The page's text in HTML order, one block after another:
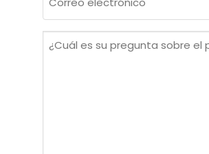
electrónico
¿Cuál